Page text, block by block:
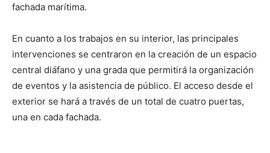
fachada marítima.
En cuanto a los trabajos en su interior, las principales
intervenciones se centraron en la creación de un espacio
central diáfano y una grada que permitirá la organización
de eventos y la asistencia de público. El acceso desde el
exterior se hará a través de un total de cuatro puertas,
una en cada fachada.